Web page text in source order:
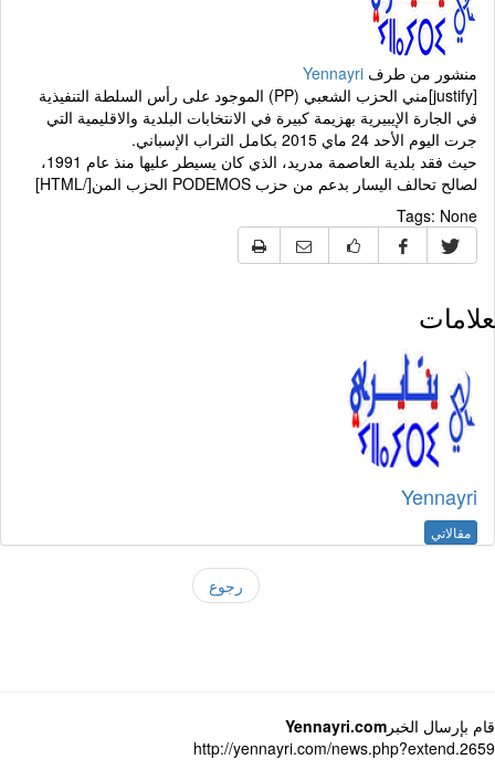
منشور من طرفYennayri
[justify]مني الحزب الشعبي (PP) الموجود على رأس السلطة التنفيذية
في الجارة الإيبيرية بهزيمة كبيرة في الانتخابات البلدية والاقليمية التي
جرت اليوم الأحد 24 ماي 2015 بكامل التراب الإسباني.
حيث فقد بلدية العاصمة مدريد، الذي كان يسيطر عليها منذ عام 1991،
لصالح تحالف اليسار بدعم من حزب PODEMOS الحزب المن[/HTML]
Tags:None
Yennayri
مقالاتي
رجوع
بإرسال الخبرYennayri.com
http://yennayri.com/